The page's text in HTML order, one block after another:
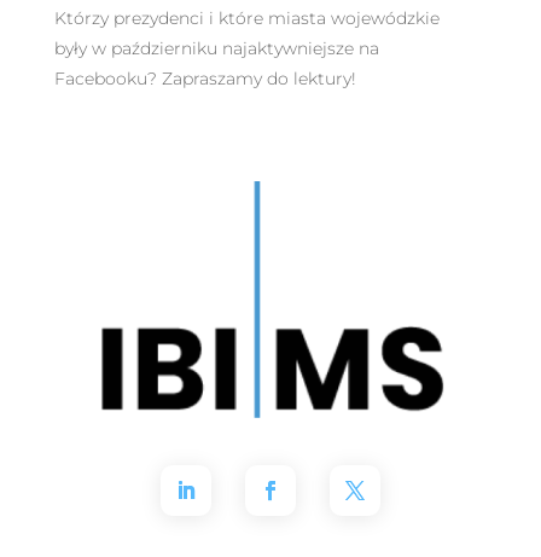
Którzy prezydenci i które miasta wojewódzkie
były w październiku najaktywniejsze na
Facebooku? Zapraszamy do lektury!